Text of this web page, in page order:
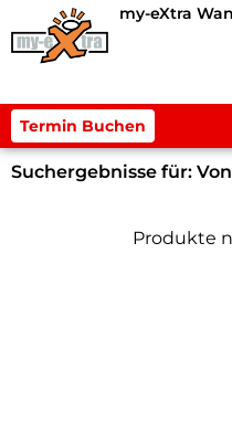
my-eXtra
Termin Buchen
Suchergebnisse für:
Produkte